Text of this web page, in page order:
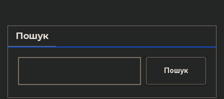
Пошук
Пошук